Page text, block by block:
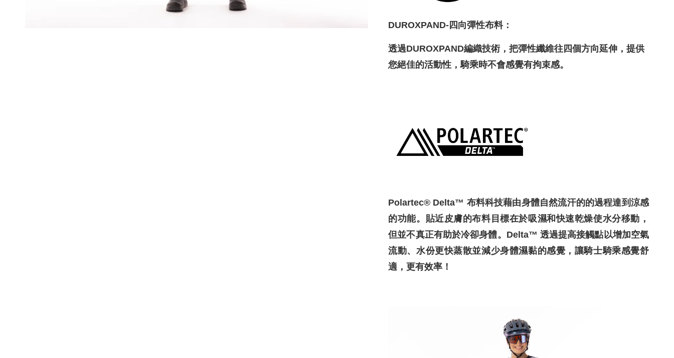
DUROXPAND-四向彈性布料：
透過DUROXPAND編織技術，把彈性纖維往四個方向延伸，提供
您絕佳的活動性，騎乘時不會感覺有拘束感。
Polartec® Delta™ 布料科技藉由身體自然流汗的的過程達到涼感
的功能。貼近皮膚的布料目標在於吸濕和快速乾燥使水分移動，
但並不真正有助於冷卻身體。Delta™ 透過提高接觸點以增加空氣
流動、水份更快蒸散並減少身體濕黏的感覺，讓騎士騎乘感覺舒
適，更有效率！